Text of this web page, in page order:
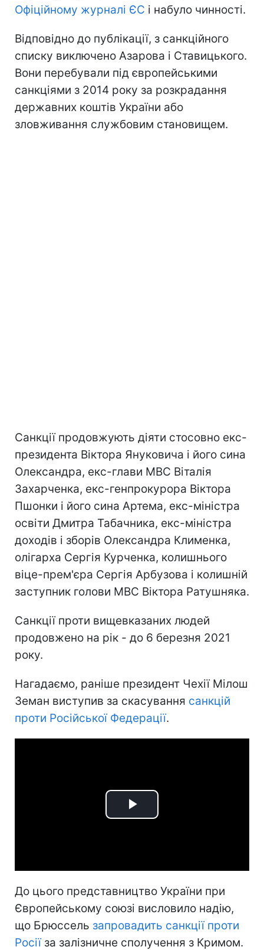
Офіційному журналі ЄС і набуло чинності.
Відповідно до публікації, з санкційного
списку виключено Азарова і Ставицького.
Вони перебували під європейськими
санкціями з 2014 року за розкрадання
державних коштів України або
зловживання службовим становищем.
Санкції продовжують діяти стосовно екс-
президента Віктора Януковича і його сина
Олександра, екс-глави МВС Віталія
Захарченка, екс-генпрокурора Віктора
Пшонки і його сина Артема, екс-міністра
освіти Дмитра Табачника, екс-міністра
доходів і зборів Олександра Клименка,
олігарха Сергія Курченка, колишнього
віце-прем'єра Сергія Арбузова і колишній
заступник голови МВС Віктора Ратушняка.
Санкції проти вищевказаних людей
продовжено на рік - до 6 березня 2021
року.
Нагадаємо, раніше президент Чехії Мілош
Земан виступив за скасування санкцій
проти Російської Федерації.
Play
До цього представництво України при
Європейському союзі висловило надію,
що Брюссель запровадить санкції проти
Росіїза залізничне сполучення з Кримом.